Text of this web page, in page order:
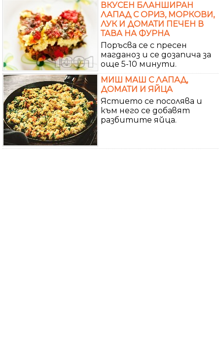
ВКУСЕН БЛАНШИРАН
ЛАПАД С ОРИЗ, МОРКОВИ,
ЛУК И ДОМАТИ ПЕЧЕН В
ТАВА НА ФУРНА
Поръсва се с пресен
магданоз и се дозапича за
още 5-10 минути.
МИШ МАШ С ЛАПАД,
ДОМАТИ И ЯЙЦА
Ястието се посолява и
към него се добавят
разбитите яйца.